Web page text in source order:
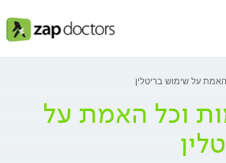
על שימוש בריטלין
וכל האמת על